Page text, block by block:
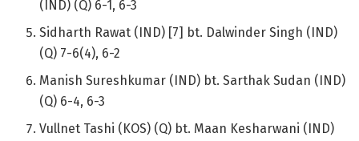
(IND) (Q) 6-1, 6-3
Sidharth Rawat (IND) [7] bt. Dalwinder Singh (IND)
(Q) 7-6(4), 6-2
Manish Sureshkumar (IND) bt. Sarthak Sudan (IND)
(Q) 6-4, 6-3
Vullnet Tashi (KOS) (Q) bt. Maan Kesharwani (IND)